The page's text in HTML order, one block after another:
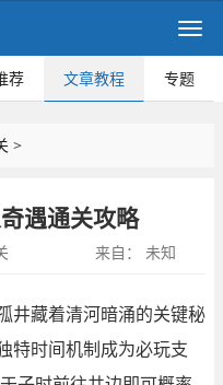
荐 文章教程 专题
>
遇通关攻略
来自： 未知
藏着清河暗涌的关键秘
特时间机制成为必玩支